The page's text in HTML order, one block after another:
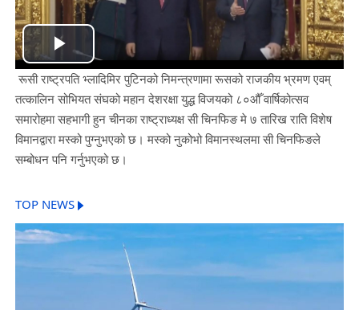
Play
Video
रूसी राष्ट्रपति भ्लादिमिर पुटिनको निमन्त्रणामा रूसको राजकीय भ्रमण एवम्
तत्कालिन सोभियत संघको महान देशरक्षा युद्ध विजयको ८०औँ वार्षिकोत्सव
समारोहमा सहभागी हुन चीनका राष्ट्राध्यक्ष सी चिनफिङ मे ७ तारिख राति विशेष
विमानद्वारा मस्को पुग्नुभएको छ। मस्को नुकोभो विमानस्थलमा सी चिनफिङले
सम्बोधन पनि गर्नुभएको छ।
TOP NEWS